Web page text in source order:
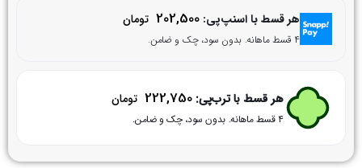
هر قسط با اسنپ‌پی: 202,500 تومان
۴ قسط ماهانه. بدون سود، چک و ضامن.
هر قسط با ترب‌پی: 222,750 تومان
۴ قسط ماهانه. بدون سود، چک و ضامن.